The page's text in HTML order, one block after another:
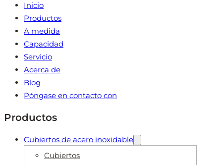
Inicio
Productos
A medida
Capacidad
Servicio
Acerca de
Blog
Póngase en contacto con
Productos
Cubiertos de acero inoxidable
Cubiertos